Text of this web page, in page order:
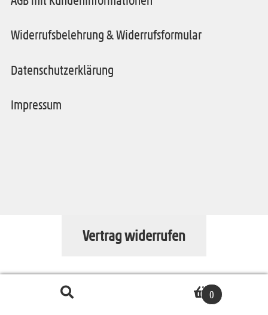
Widerrufsbelehrung & Widerrufsformular
Datenschutzerklärung
Impressum
0
Vertrag widerrufen